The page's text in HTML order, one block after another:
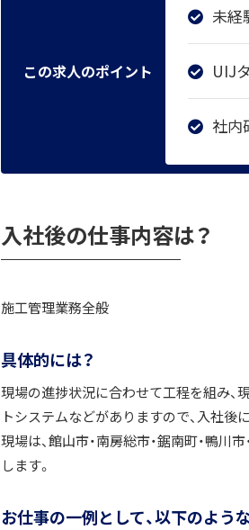
この求人のポイント
未経
UIJ
社内
入社後の仕事内容は？
施工管理業務全般
具体的には？
現場の進捗状況に合わせて工程を組み、
トシステムなどがありますので、入社後
現場は、館山市・南房総市・鋸南町・鴨
します。
お仕事の一例として、以下のよう